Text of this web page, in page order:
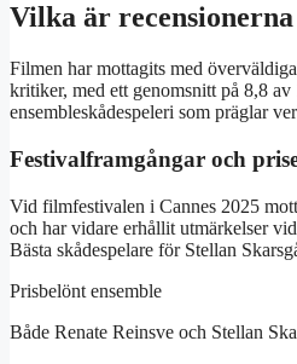
Vilka är
Filmen har mottagits med
kritiker, med ett genomsnitt på 8,8
ensembleskådespeleri som präglar
Festivalframgångar och
Vid filmfestivalen i Cannes 2025
och har vidare erhållit utmärkelser
Bästa skådespelare för Stellan
Prisbelönt ensemble
Både Renate Reinsve och Stellan